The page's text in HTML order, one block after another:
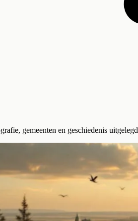
gemeenten en geschiedenis uitgelegd